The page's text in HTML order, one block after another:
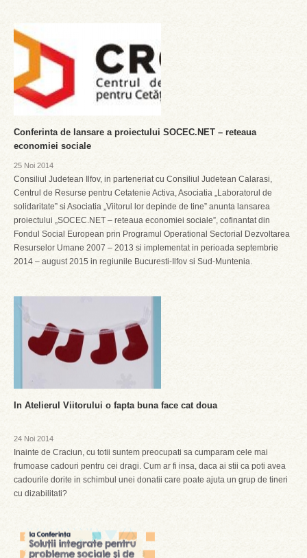
Conferinta de lansare a proiectului SOCEC.NET – reteaua
economiei sociale
25 Noi 2014
Consiliul Judetean Ilfov, in parteneriat cu Consiliul Judetean Calarasi,
Centrul de Resurse pentru Cetatenie Activa, Asociatia „Laboratorul de
solidaritate” si Asociatia „Viitorul lor depinde de tine” anunta lansarea
proiectului „SOCEC.NET – reteaua economiei sociale”, cofinantat din
Fondul Social European prin Programul Operational Sectorial Dezvoltarea
Resurselor Umane 2007 – 2013 si implementat in perioada septembrie
2014 – august 2015 in regiunile Bucuresti-Ilfov si Sud-Muntenia.
In Atelierul Viitorului o fapta buna face cat doua
24 Noi 2014
Inainte de Craciun, cu totii suntem preocupati sa cumparam cele mai
frumoase cadouri pentru cei dragi. Cum ar fi insa, daca ai stii ca poti avea
cadourile dorite in schimbul unei donatii care poate ajuta un grup de tineri
cu dizabilitati?